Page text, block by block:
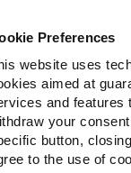
Preferences
website uses
aimed at
and features
your
button,
to the use of
Prodotti
to see content